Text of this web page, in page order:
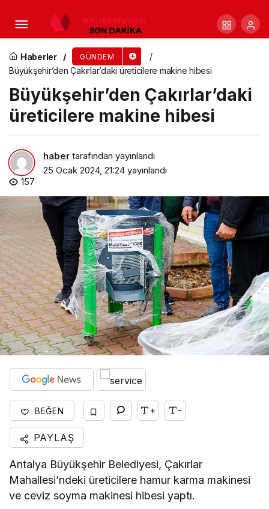
Haberler GÜNDEM
Büyükşehir’den Çakırlar’daki üreticilere makine hibesi
Büyükşehir’den Çakırlar’daki
üreticilere makine hibesi
haber tarafından yayınlandı
25 Ocak 2024, 21:24 yayınlandı
157
BEĞEN + -
PAYLAŞ
Antalya Büyükşehir Belediyesi, Çakırlar
Mahallesi’ndeki üreticilere hamur karma makinesi
ve ceviz soyma makinesi hibesi yaptı.
Karşıyaka Belediyesi’nden yeşil bir gelecek için
dönüşüm projesi